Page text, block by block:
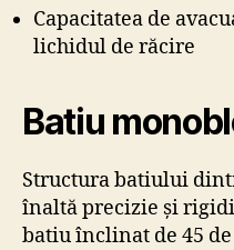
Capacitatea de
lichidul de răcire
Batiu
Structura batiului
înaltă precizie și
batiu înclinat de 45